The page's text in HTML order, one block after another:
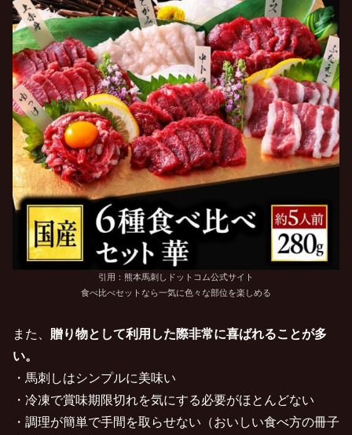
引用：熊本馬刺しドットコム公式サイト
食べ比べセットなら一気に色々な部位を楽しめる
また、 贈り物として利用した際非常に喜ばれることが多
い。
・馬刺しはシンプルに美味い
・冷凍で賞味期限切れを気にする必要がほとんどない
・調理が簡単で手間を取らせない（おいしい食べ方の冊子